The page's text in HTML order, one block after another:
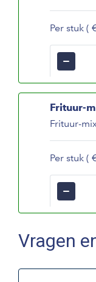
Per stuk (
−
Frituur-
Frituur-
Per stuk (
−
Vragen